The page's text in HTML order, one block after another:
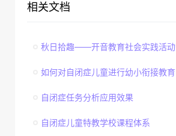
相关文档
秋日拾趣——开音教育社会实践活动
如何对自闭症儿童进行幼小衔接教育
自闭症任务分析应用效果
自闭症儿童特教学校课程体系